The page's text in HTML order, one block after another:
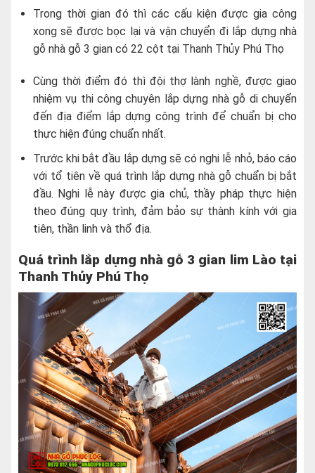
Trong thời gian đó thì các cấu kiện được gia công
xong sẽ được bọc lại và vận chuyển đi lắp dựng nhà
gỗ nhà gỗ 3 gian có 22 cột tại Thanh Thủy Phú Thọ
Cùng thời điểm đó thì đội thợ lành nghề, được giao
nhiệm vụ thi công chuyên lắp dựng nhà gỗ di chuyển
đến địa điểm lắp dựng công trình để chuẩn bị cho
thực hiện đúng chuẩn nhất.
Trước khi bắt đầu lắp dựng sẽ có nghi lễ nhỏ, báo cáo
với tổ tiên về quá trình lắp dựng nhà gỗ chuẩn bị bắt
đầu. Nghi lễ này được gia chủ, thầy pháp thực hiện
theo đúng quy trình, đảm bảo sự thành kính với gia
tiên, thần linh và thổ địa.
Quá trình lắp dựng nhà gỗ 3 gian lim Lào tại
Thanh Thủy Phú Thọ